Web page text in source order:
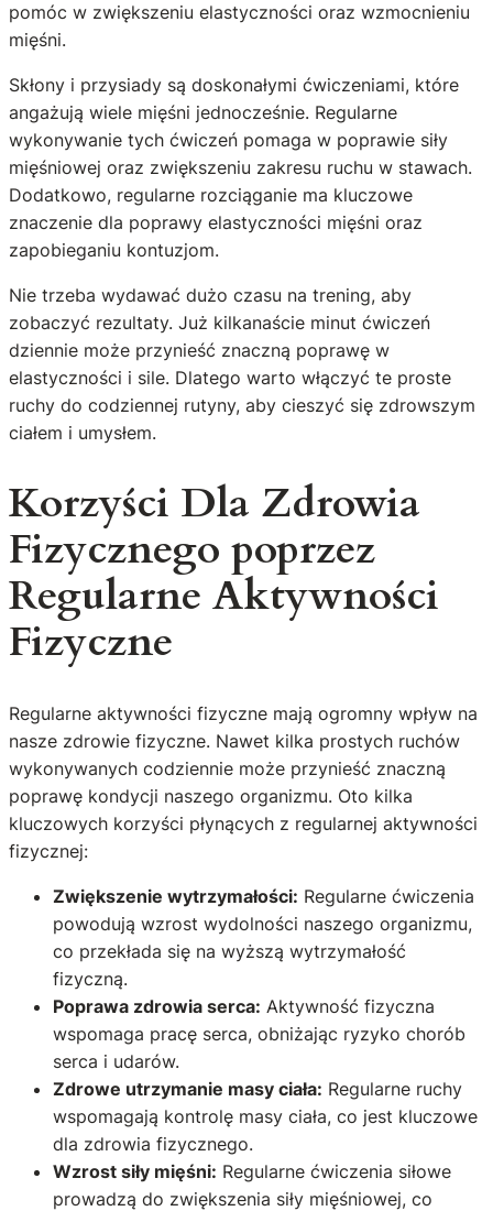
pomóc w zwiększeniu elastyczności oraz wzmocnieniu
mięśni.
Skłony i przysiady są doskonałymi ćwiczeniami, które
angażują wiele mięśni jednocześnie. Regularne
wykonywanie tych ćwiczeń pomaga w poprawie siły
mięśniowej oraz zwiększeniu zakresu ruchu w stawach.
Dodatkowo, regularne rozciąganie ma kluczowe
znaczenie dla poprawy elastyczności mięśni oraz
zapobieganiu kontuzjom.
Nie trzeba wydawać dużo czasu na trening, aby
zobaczyć rezultaty. Już kilkanaście minut ćwiczeń
dziennie może przynieść znaczną poprawę w
elastyczności i sile. Dlatego warto włączyć te proste
ruchy do codziennej rutyny, aby cieszyć się zdrowszym
ciałem i umysłem.
Korzyści Dla Zdrowia
Fizycznego poprzez
Regularne Aktywności
Fizyczne
Regularne aktywności fizyczne mają ogromny wpływ na
nasze zdrowie fizyczne. Nawet kilka prostych ruchów
wykonywanych codziennie może przynieść znaczną
poprawę kondycji naszego organizmu. Oto kilka
kluczowych korzyści płynących z regularnej aktywności
fizycznej:
Zwiększenie wytrzymałości: Regularne ćwiczenia
powodują wzrost wydolności naszego organizmu,
co przekłada się na wyższą wytrzymałość
fizyczną.
Poprawa zdrowia serca: Aktywność fizyczna
wspomaga pracę serca, obniżając ryzyko chorób
serca i udarów.
Zdrowe utrzymanie masy ciała: Regularne ruchy
wspomagają kontrolę masy ciała, co jest kluczowe
dla zdrowia fizycznego.
Wzrost siły mięśni: Regularne ćwiczenia siłowe
prowadzą do zwiększenia siły mięśniowej, co